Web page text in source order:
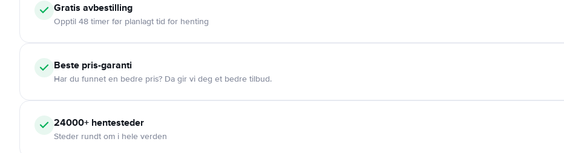
Gratis avbestilling
Opptil 48 timer før planlagt tid for henting
Beste pris-garanti
Har du funnet en bedre pris? Da gir vi deg et bedre tilbud.
24000+ hentesteder
Steder rundt om i hele verden